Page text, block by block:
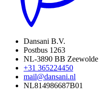
Dansani B.V.
Postbus 1263
NL-3890 BB Zeewolde
+31 365224450
mail@dansani.nl
NL814986687B01